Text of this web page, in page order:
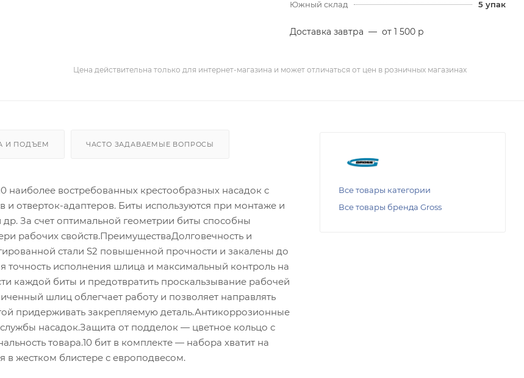
Южный склад 5 упак
Доставка завтра — от 1 500 р
Цена действительна только для интернет-магазина и может отличаться от цен в розничных магазинах
И ПОДЪЕМ ЧАСТО ЗАДАВАЕМЫЕ ВОПРОСЫ
наиболее востребованных крестообразных насадок с
отверток-адаптеров. Биты используются при монтаже и
За счет оптимальной геометрии биты способны
рабочих свойств.ПреимуществаДолговечность и
стали S2 повышенной прочности и закалены до
точность исполнения шлица и максимальный контроль на
каждой биты и предотвратить проскальзывание рабочей
шлиц облегчает работу и позволяет направлять
придерживать закрепляемую деталь.Антикоррозионные
насадок.Защита от подделок — цветное кольцо с
товара.10 бит в комплекте — набора хватит на
в жестком блистере с европодвесом.
Все товары категории
Все товары бренда Gross